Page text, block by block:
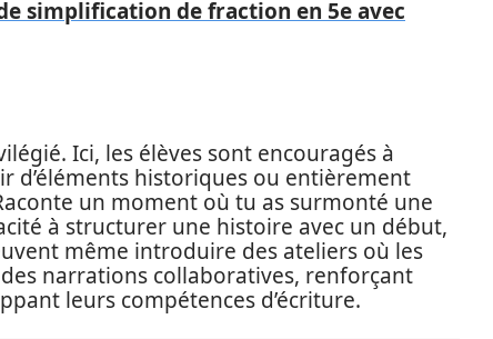
simplification de fraction en 5e avec
Ici, les élèves sont encouragés à
d’éléments historiques ou entièrement
un moment où tu as surmonté une
à structurer une histoire avec un début,
même introduire des ateliers où les
narrations collaboratives, renforçant
leurs compétences d’écriture.